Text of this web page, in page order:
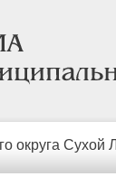
округа Сухой